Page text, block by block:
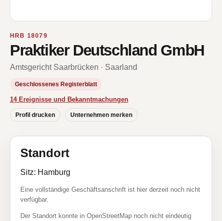
HRB 18079
Praktiker Deutschland GmbH
Amtsgericht Saarbrücken · Saarland
Geschlossenes Registerblatt
14 Ereignisse und Bekanntmachungen
Profil drucken Unternehmen merken
Standort
Sitz: Hamburg
Eine vollständige Geschäftsanschrift ist hier derzeit noch nicht
verfügbar.
Der Standort konnte in OpenStreetMap noch nicht eindeutig